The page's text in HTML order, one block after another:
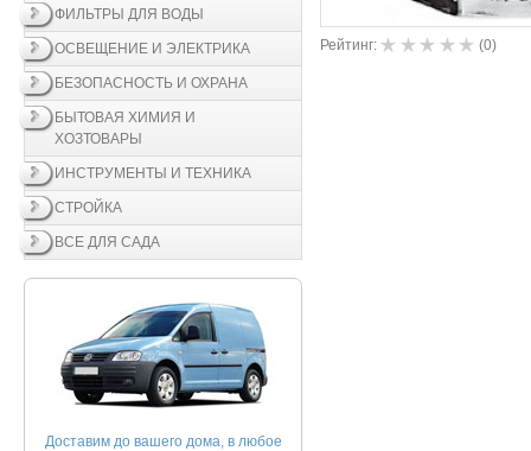
ФИЛЬТРЫ ДЛЯ ВОДЫ
ОСВЕЩЕНИЕ И ЭЛЕКТРИКА
БЕЗОПАСНОСТЬ И ОХРАНА
БЫТОВАЯ ХИМИЯ И
ХОЗТОВАРЫ
ИНСТРУМЕНТЫ И ТЕХНИКА
СТРОЙКА
ВСЕ ДЛЯ САДА
Доставим до вашего дома, в любое
Рейтинг: (0)